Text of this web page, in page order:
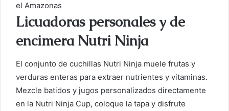
el Amazonas
Licuadoras personales y de
encimera Nutri Ninja
El conjunto de cuchillas Nutri Ninja muele frutas y
verduras enteras para extraer nutrientes y vitaminas.
Mezcle batidos y jugos personalizados directamente
en la Nutri Ninja Cup, coloque la tapa y disfrute